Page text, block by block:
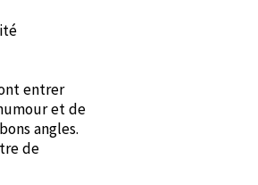
entrer
et de
angles.
de